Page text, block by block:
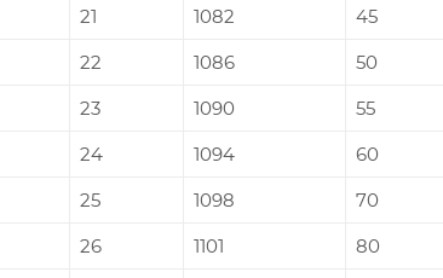
21 1082 45
22 1086 50
23 1090 55
24 1094 60
25 1098 70
26 1101 80